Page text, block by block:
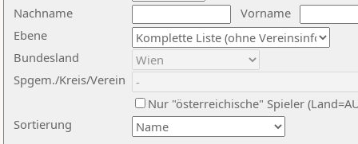
Nachname
Vorname
Ebene
Sortierung
Bundesland
Spgem./Kreis/Verein
Nur "österreichische" Spieler